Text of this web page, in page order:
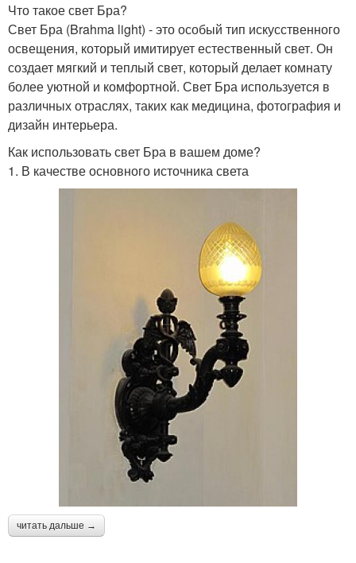
Что такое свет Бра?
Свет Бра (Brahma light) - это особый тип искусственного
освещения, который имитирует естественный свет. Он
создает мягкий и теплый свет, который делает комнату
более уютной и комфортной. Свет Бра используется в
различных отраслях, таких как медицина, фотография и
дизайн интерьера.
Как использовать свет Бра в вашем доме?
1. В качестве основного источника света
читать дальше →